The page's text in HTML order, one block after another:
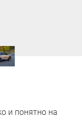
и понятно на